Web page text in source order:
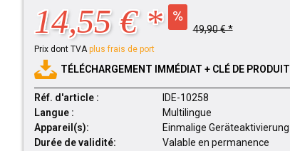
14,55 € * 49,90 € *
Prix dont TVAplus frais de port
TÉLÉCHARGEMENT IMMÉDIAT + CLÉ DE PRODUIT
Réf. d'article :
IDE-10258
Langue :
Multilingue
Appareil(s):
Einmalige Geräteaktivierung
Durée de validité:
Valable en permanence